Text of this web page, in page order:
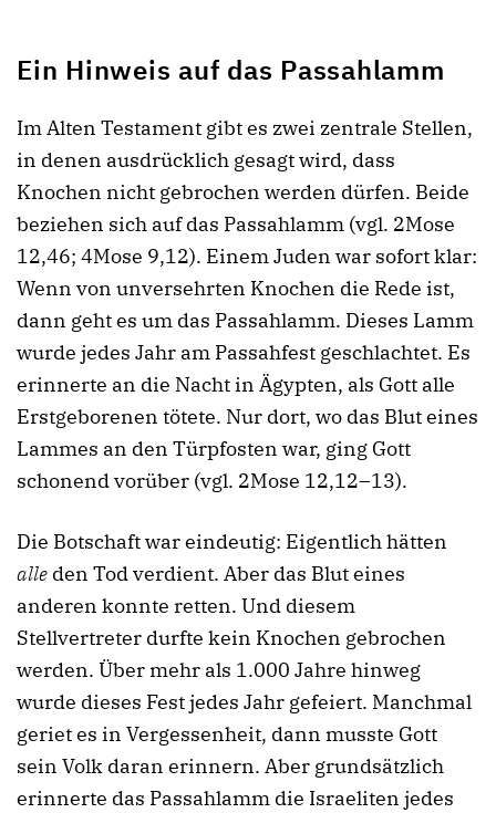
Ein Hinweis auf das Passahlamm
Im Alten Testament gibt es zwei zentrale Stellen,
in denen ausdrücklich gesagt wird, dass
Knochen nicht gebrochen werden dürfen. Beide
beziehen sich auf das Passahlamm (vgl. 2Mose
12,46; 4Mose 9,12). Einem Juden war sofort klar:
Wenn von unversehrten Knochen die Rede ist,
dann geht es um das Passahlamm. Dieses Lamm
wurde jedes Jahr am Passahfest geschlachtet. Es
erinnerte an die Nacht in Ägypten, als Gott alle
Erstgeborenen tötete. Nur dort, wo das Blut eines
Lammes an den Türpfosten war, ging Gott
schonend vorüber (vgl. 2Mose 12,12–13).
Die Botschaft war eindeutig: Eigentlich hätten
alle den Tod verdient. Aber das Blut eines
anderen konnte retten. Und diesem
Stellvertreter durfte kein Knochen gebrochen
werden. Über mehr als 1.000 Jahre hinweg
wurde dieses Fest jedes Jahr gefeiert. Manchmal
geriet es in Vergessenheit, dann musste Gott
sein Volk daran erinnern. Aber grundsätzlich
erinnerte das Passahlamm die Israeliten jedes